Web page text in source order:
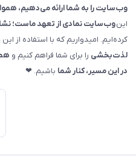
وب‌سایت را به شما ارائه می‌دهیم،
اینوب‌سایت نمادی از تعهد ماست؛
کرده‌ایم. امیدواریم که با استفاده از
لذت‌بخشی را برای شما فراهم کنیم و
در این مسیر، کنار شما باشیم. ❤